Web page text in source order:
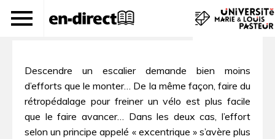
Excentricité : le vélo à l’envers
Descendre un escalier demande bien moins
d’efforts que le monter… De la même façon, faire du
rétropédalage pour freiner un vélo est plus facile
que le faire avancer… Dans les deux cas, l’effort
selon un principe appelé « excentrique » s’avère plus